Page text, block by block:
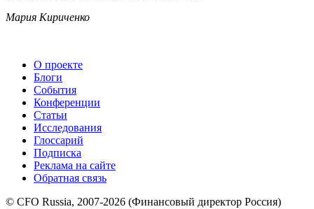
Мария Кириченко
О проекте
Блоги
События
Конференции
Статьи
Исследования
Глоссарий
Подписка
Реклама на сайте
Обратная связь
© CFO Russia, 2007-2026 (Финансовый директор Россия)